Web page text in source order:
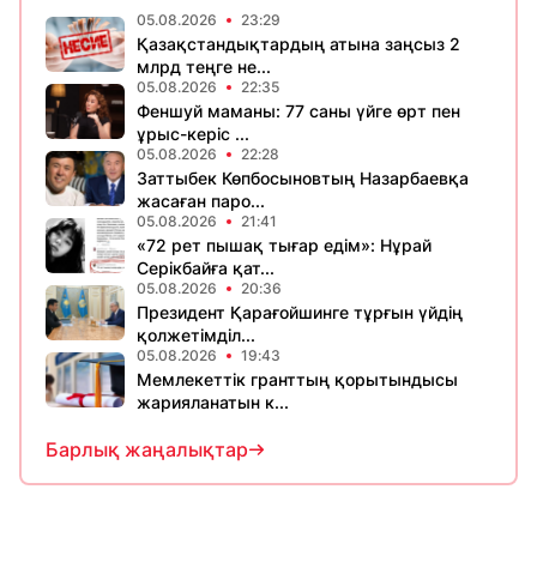
05.08.2026 23:29
Қазақстандықтардың атына заңсыз 2
млрд теңге не...
05.08.2026 22:35
Феншуй маманы: 77 саны үйге өрт пен
ұрыс-керіс ...
05.08.2026 22:28
Заттыбек Көпбосыновтың Назарбаевқа
жасаған паро...
05.08.2026 21:41
«72 рет пышақ тығар едім»: Нұрай
Серікбайға қат...
05.08.2026 20:36
Президент Қарағойшинге тұрғын үйдің
қолжетімділ...
05.08.2026 19:43
Мемлекеттік гранттың қорытындысы
жарияланатын к...
Барлық жаңалықтар